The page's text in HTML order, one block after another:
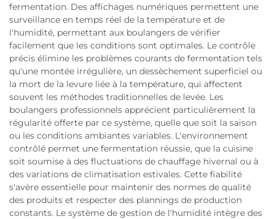
fermentation. Des affichages numériques permettent une
surveillance en temps réel de la température et de
l'humidité, permettant aux boulangers de vérifier
facilement que les conditions sont optimales. Le contrôle
précis élimine les problèmes courants de fermentation tels
qu'une montée irrégulière, un dessèchement superficiel ou
la mort de la levure liée à la température, qui affectent
souvent les méthodes traditionnelles de levée. Les
boulangers professionnels apprécient particulièrement la
régularité offerte par ce système, quelle que soit la saison
ou les conditions ambiantes variables. L'environnement
contrôlé permet une fermentation réussie, que la cuisine
soit soumise à des fluctuations de chauffage hivernal ou à
des variations de climatisation estivales. Cette fiabilité
s'avère essentielle pour maintenir des normes de qualité
des produits et respecter des plannings de production
constants. Le système de gestion de l'humidité intègre des